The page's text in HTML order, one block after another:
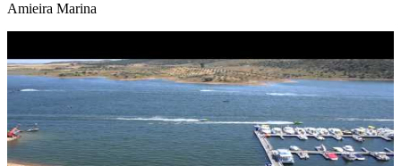
Amieira Marina